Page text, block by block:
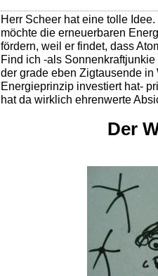
Herr Scheer hat eine tolle
möchte die erneuerbaren
fördern, weil er findet, dass
Find ich -als
der grade eben Zigtausende
Energieprinzip investiert hat-
hat da wirklich ehrenwerte
Der